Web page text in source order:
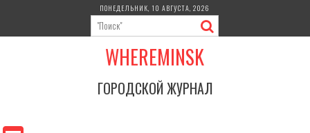
содержимому
ПОНЕДЕЛЬНИК, 10 АВГУСТА, 2026
WHEREMINSK
ГОРОДСКОЙ ЖУРНАЛ